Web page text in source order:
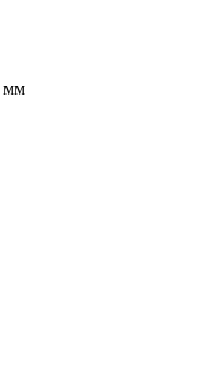
мм